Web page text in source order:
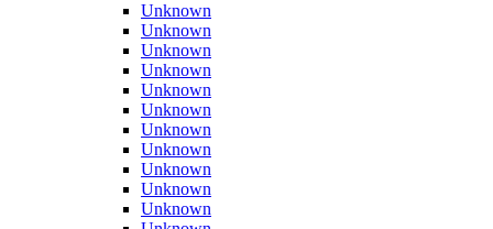
Unknown
Unknown
Unknown
Unknown
Unknown
Unknown
Unknown
Unknown
Unknown
Unknown
Unknown